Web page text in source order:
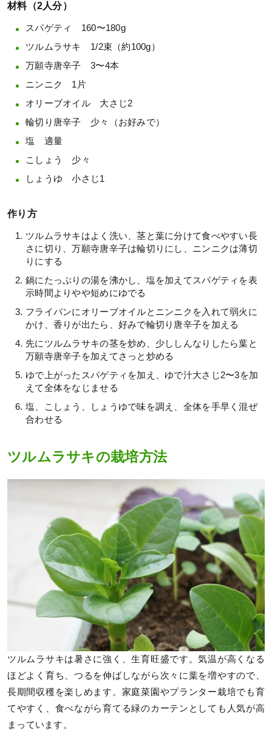
材料（2人分）
スパゲティ 160〜180g
ツルムラサキ 1/2束（約100g）
万願寺唐辛子 3〜4本
ニンニク 1片
オリーブオイル 大さじ2
輪切り唐辛子 少々（お好みで）
塩 適量
こしょう 少々
しょうゆ 小さじ1
作り方
ツルムラサキはよく洗い、茎と葉に分けて食べやすい長
さに切り、万願寺唐辛子は輪切りにし、ニンニクは薄切
りにする
鍋にたっぷりの湯を沸かし、塩を加えてスパゲティを表
示時間よりやや短めにゆでる
フライパンにオリーブオイルとニンニクを入れて弱火に
かけ、香りが出たら、好みで輪切り唐辛子を加える
先にツルムラサキの茎を炒め、少ししんなりしたら葉と
万願寺唐辛子を加えてさっと炒める
ゆで上がったスパゲティを加え、ゆで汁大さじ2〜3を加
えて全体をなじませる
塩、こしょう、しょうゆで味を調え、全体を手早く混ぜ
合わせる
ツルムラサキの栽培方法
ツルムラサキは暑さに強く、生育旺盛です。気温が高くなる
ほどよく育ち、つるを伸ばしながら次々に葉を増やすので、
長期間収穫を楽しめます。家庭菜園やプランター栽培でも育
てやすく、食べながら育てる緑のカーテンとしても人気が高
まっています。